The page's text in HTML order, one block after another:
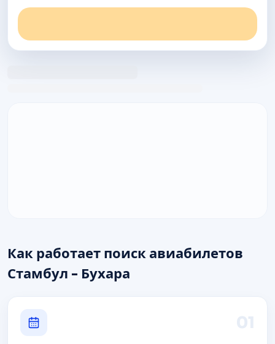
Как работает поиск авиабилетов
Стамбул - Бухара
01